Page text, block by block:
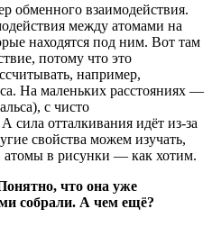
обменного взаимодействия.
между атомами на
находятся под ним. Вот там
потому что это
например,
На маленьких расстояниях —
с чисто
сила отталкивания идёт из-за
свойства можем изучать,
в рисунки — как хотим.
что она уже
собрали. А чем ещё?